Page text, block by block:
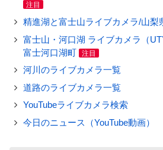
注目
精進湖と富士山ライブカメラ/山梨
富士山・河口湖 ライブカメラ（
富士河口湖町
注目
河川のライブカメラ一覧
道路のライブカメラ一覧
YouTubeライブカメラ検索
今日のニュース（YouTube動画）